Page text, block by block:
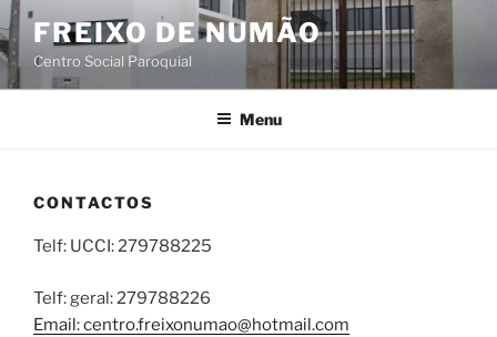
Saltar
para
o
conteúdo
FREIXO DE NUMÃO
Centro Social Paroquial
Menu
CONTACTOS
Telf: UCCI: 279788225
Telf: geral: 279788226
Email: centro.freixonumao@hotmail.com